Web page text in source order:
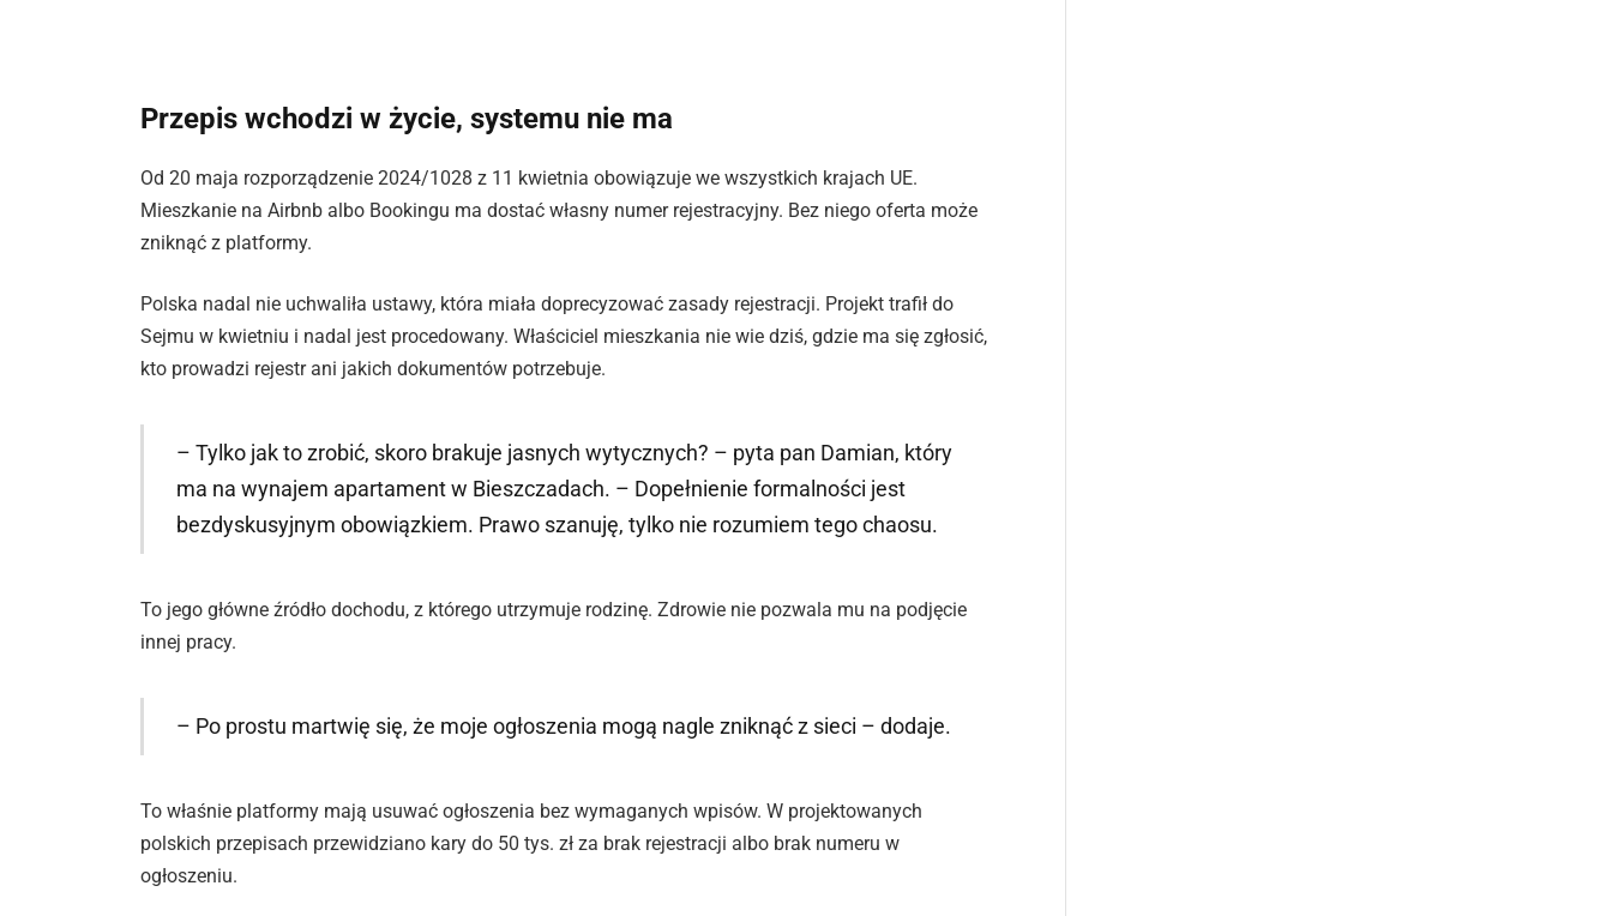
Przepis wchodzi w życie, systemu nie ma
Od 20 maja rozporządzenie 2024/1028 z 11 kwietnia obowiązuje we wszystkich krajach UE.
Mieszkanie na Airbnb albo Bookingu ma dostać własny numer rejestracyjny. Bez niego oferta może
zniknąć z platformy.
Polska nadal nie uchwaliła ustawy, która miała doprecyzować zasady rejestracji. Projekt trafił do
Sejmu w kwietniu i nadal jest procedowany. Właściciel mieszkania nie wie dziś, gdzie ma się zgłosić,
kto prowadzi rejestr ani jakich dokumentów potrzebuje.
– Tylko jak to zrobić, skoro brakuje jasnych wytycznych? – pyta pan Damian, który
ma na wynajem apartament w Bieszczadach. – Dopełnienie formalności jest
bezdyskusyjnym obowiązkiem. Prawo szanuję, tylko nie rozumiem tego chaosu.
To jego główne źródło dochodu, z którego utrzymuje rodzinę. Zdrowie nie pozwala mu na podjęcie
innej pracy.
– Po prostu martwię się, że moje ogłoszenia mogą nagle zniknąć z sieci – dodaje.
To właśnie platformy mają usuwać ogłoszenia bez wymaganych wpisów. W projektowanych
polskich przepisach przewidziano kary do 50 tys. zł za brak rejestracji albo brak numeru w
ogłoszeniu.